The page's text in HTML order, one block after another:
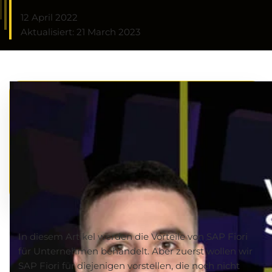
12 April 2022
Aktualisiert: 21 March 2023
In diesem Artikel werden die Vorteile von SAP Fiori
für Unternehmen behandelt. Aber zuerst wollen wir
SAP Fiori für diejenigen vorstellen, die noch nicht